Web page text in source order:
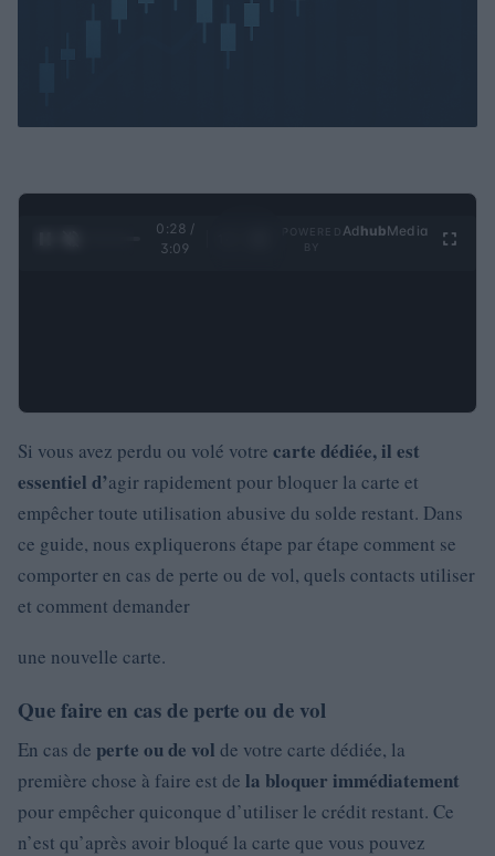
0:29 /
3:09
Ad hubMedia
Si vous avez perdu ou volé votre carte dédiée, il est
essentiel d’agir rapidement pour bloquer la carte et
empêcher toute utilisation abusive du solde restant. Dans
ce guide, nous expliquerons étape par étape comment se
comporter en cas de perte ou de vol, quels contacts utiliser
et comment demander
une nouvelle carte.
Que faire en cas de perte ou de vol
En cas de perte ou de vol de votre carte dédiée, la
première chose à faire est de la bloquer immédiatement
pour empêcher quiconque d’utiliser le crédit restant. Ce
n’est qu’après avoir bloqué la carte que vous pouvez